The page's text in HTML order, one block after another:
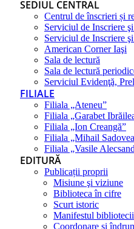
SEDIUL CENTRAL
Centrul de înscrieri și
Serviciul de Inscriere
Serviciul de Inscriere
American Corner Iaşi
Sala de lectură
Sala de lectură
Serviciul Evidenţă,
FILIALE
Filiala „Ateneu”
Filiala „Garabet
Filiala „Ion Creangă”
Filiala „Mihail
Filiala „Vasile
EDITURĂ
Publicații proprii
Misiune şi viziune
Biblioteca în cifre
Scurt istoric
Manifestul
Coordonare și